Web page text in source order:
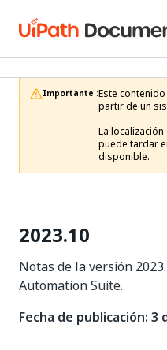
Importante :Este
partir de un
La
puede tardar
disponible.
2023.10
Notas de la versión
Automation Suite.
Fecha de publicación: 3